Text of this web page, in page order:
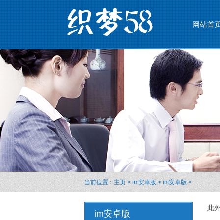
网站首
当前位置： 主页> im安卓版 >im安卓版>
此
im安卓版